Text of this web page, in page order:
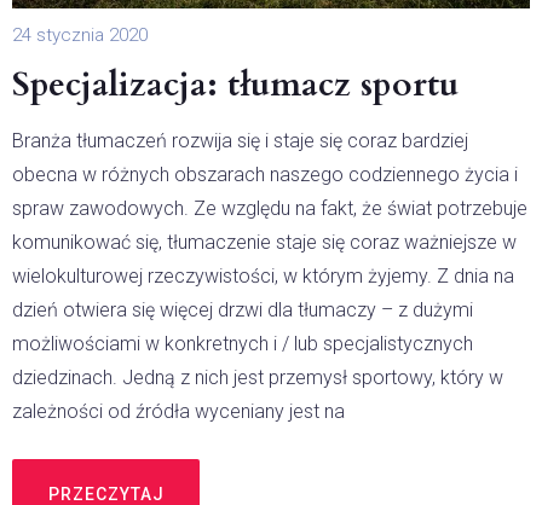
Specjalizacja: tłumacz sportu
Branża tłumaczeń rozwija się i staje się coraz bardziej
obecna w różnych obszarach naszego codziennego życia i
spraw zawodowych. Ze względu na fakt, że świat potrzebuje
komunikować się, tłumaczenie staje się coraz ważniejsze w
wielokulturowej rzeczywistości, w którym żyjemy. Z dnia na
dzień otwiera się więcej drzwi dla tłumaczy – z dużymi
możliwościami w konkretnych i / lub specjalistycznych
dziedzinach. Jedną z nich jest przemysł sportowy, który w
zależności od źródła wyceniany jest na
PRZECZYTAJ
24 stycznia 2020